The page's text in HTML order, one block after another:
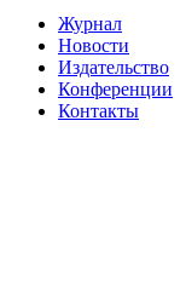
Журнал
Новости
Издательство
Конференции
Контакты